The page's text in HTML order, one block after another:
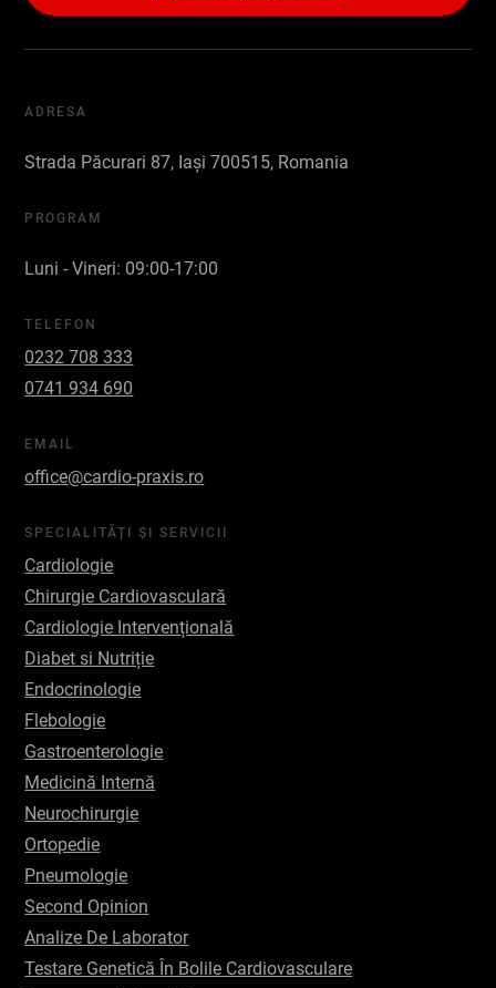
ADRESA
Strada Păcurari 87, Iași 700515, Romania
PROGRAM
Luni - Vineri: 09:00-17:00
TELEFON
0232 708 333
0741 934 690
EMAIL
office@cardio-praxis.ro
SPECIALITĂȚI ȘI SERVICII
Cardiologie
Chirurgie Cardiovasculară
Cardiologie Intervențională
Diabet si Nutriție
Endocrinologie
Flebologie
Gastroenterologie
Medicină Internă
Neurochirurgie
Ortopedie
Pneumologie
Second Opinion
Analize De Laborator
Testare Genetică În Bolile Cardiovasculare